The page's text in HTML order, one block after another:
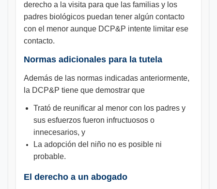
derecho a la visita para que las familias y los
padres biológicos puedan tener algún contacto
con el menor aunque DCP&P intente limitar ese
contacto.
Normas adicionales para la tutela
Además de las normas indicadas anteriormente,
la DCP&P tiene que demostrar que
Trató de reunificar al menor con los padres y
sus esfuerzos fueron infructuosos o
innecesarios, y
La adopción del niño no es posible ni
probable.
El derecho a un abogado